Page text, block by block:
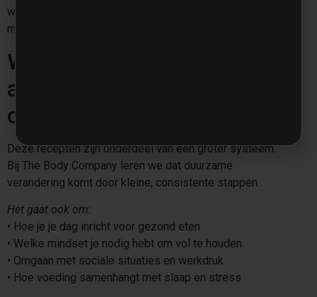
weer winnen in alle facetten van het leven. Het begint
met voeding die bij je drukke leven past.
Waarom dit meer is dan
alleen gezonde recepten
onderweg
Deze recepten zijn onderdeel van een groter systeem.
Bij The Body Company leren we dat duurzame
verandering komt door kleine, consistente stappen.
Het gaat ook om:
•⁠ ⁠Hoe je je dag inricht voor gezond eten
•⁠ ⁠Welke mindset je nodig hebt om vol te houden
•⁠ ⁠Omgaan met sociale situaties en werkdruk
•⁠ ⁠Hoe voeding samenhangt met slaap en stress